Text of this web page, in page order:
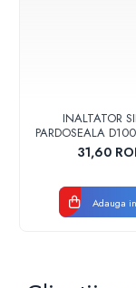
INALTATOR
PARDOSEALA
31,60
Adauga